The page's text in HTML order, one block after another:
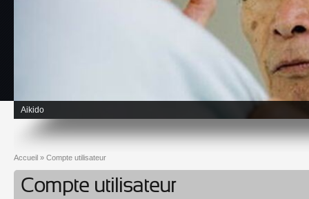
Aikido
Vous êtes ici
Accueil » Compte utilisateur
Compte utilisateur